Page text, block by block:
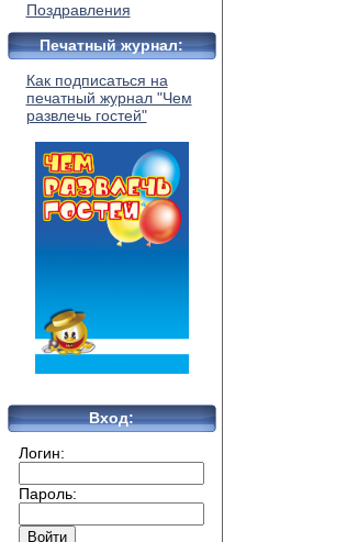
Поздравления
Печатный журнал:
Как подписаться на
печатный журнал "Чем
развлечь гостей"
Вход:
Логин:
Пароль: